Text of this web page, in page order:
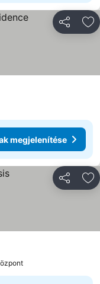
megjelenítése